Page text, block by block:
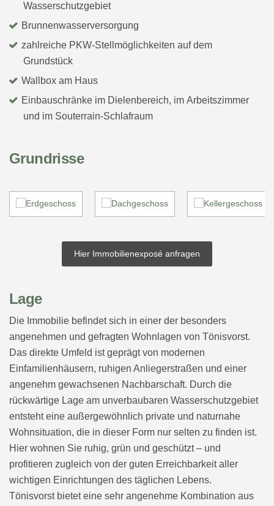
Wasserschutzgebiet
Brunnenwasserversorgung
zahlreiche PKW-Stellmöglichkeiten auf dem
Grundstück
Wallbox am Haus
Einbauschränke im Dielenbereich, im Arbeitszimmer
und im Souterrain-Schlafraum
Grundrisse
Hier Immobilienexposé anfragen
Lage
Die Immobilie befindet sich in einer der besonders
angenehmen und gefragten Wohnlagen von Tönisvorst.
Das direkte Umfeld ist geprägt von modernen
Einfamilienhäusern, ruhigen Anliegerstraßen und einer
angenehm gewachsenen Nachbarschaft. Durch die
rückwärtige Lage am unverbaubaren Wasserschutzgebiet
entsteht eine außergewöhnlich private und naturnahe
Wohnsituation, die in dieser Form nur selten zu finden ist.
Hier wohnen Sie ruhig, grün und geschützt – und
profitieren zugleich von der guten Erreichbarkeit aller
wichtigen Einrichtungen des täglichen Lebens.
Tönisvorst bietet eine sehr angenehme Kombination aus